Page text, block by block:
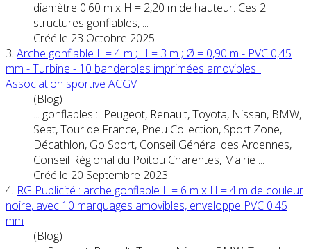
diamètre 0.60 m x H = 2,20 m de hauteur. Ces 2
structures gonflables, ...
Créé le 23 Octobre 2025
3. Arche gonflable L = 4 m ; H = 3 m ; Ø = 0,90 m - PVC 0,45
mm - Turbine - 10 banderoles imprimées amovibles :
Association sportive ACGV
(Blog)
... gonflables : Peugeot, Renault, Toyota, Nissan, BMW,
Seat, Tour de France, Pneu Collection, Sport Zone,
Décathlon, Go Sport, Conseil Général des Ardennes,
Conseil Régional du Poitou Charentes, Mairie ...
Créé le 20 Septembre 2023
4. RG Publicité : arche gonflable L = 6 m x H = 4 m de couleur
noire, avec 10 marquages amovibles, enveloppe PVC 0.45
mm
(Blog)